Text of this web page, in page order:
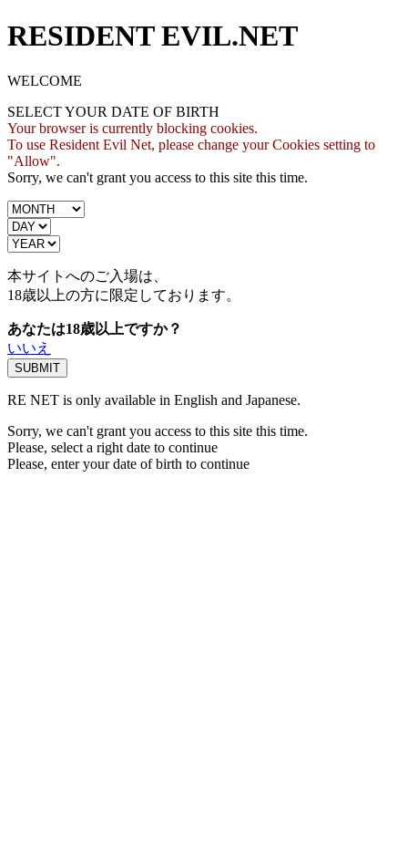
RESIDENT EVIL.NET
WELCOME
SELECT YOUR DATE OF BIRTH
Your browser is currently blocking cookies.
To use Resident Evil Net, please change your Cookies setting to
"Allow".
Sorry, we can't grant you access to this site this time.
本サイトへのご入場は、
18歳以上の方に限定しております。
あなたは18歳以上ですか？
いいえ
RE NET is only available in English and Japanese.
Sorry, we can't grant you access to this site this time.
Please, select a right date to continue
Please, enter your date of birth to continue